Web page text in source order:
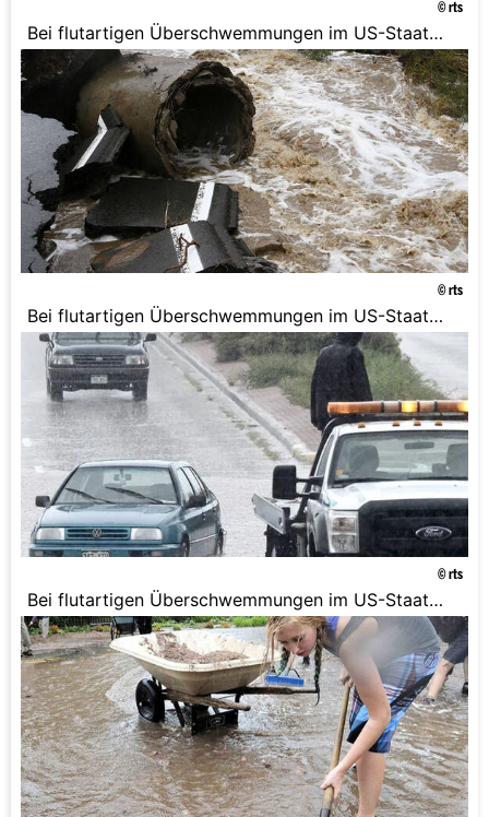
© rts
Bei flutartigen Überschwemmungen im US-Staat
Colorado sind drei Menschen ums Leben
gekommen. Häuser und Autos wurden von den
Wassermassen mitgerissen und ganze Dörfer in
Bergregionen abgeschnitten.
© rts
Bei flutartigen Überschwemmungen im US-Staat
Colorado sind drei Menschen ums Leben
gekommen. Häuser und Autos wurden von den
Wassermassen mitgerissen und ganze Dörfer in
Bergregionen abgeschnitten.
© rts
Bei flutartigen Überschwemmungen im US-Staat
Colorado sind drei Menschen ums Leben
gekommen. Häuser und Autos wurden von den
Wassermassen mitgerissen und ganze Dörfer in
Bergregionen abgeschnitten.